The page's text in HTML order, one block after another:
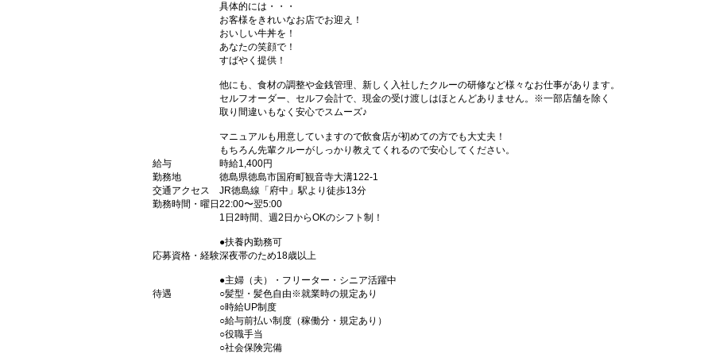
具体的には・・・
お客様をきれいなお店でお迎え！
おいしい牛丼を！
あなたの笑顔で！
すばやく提供！
他にも、食材の調整や金銭管理、新しく入社したクルーの研修など様々なお仕事があります。
セルフオーダー、セルフ会計で、現金の受け渡しはほとんどありません。※一部店舗を除く
取り間違いもなく安心でスムーズ♪
マニュアルも用意していますので飲食店が初めての方でも大丈夫！
もちろん先輩クルーがしっかり教えてくれるので安心してください。
給与
時給1,400円
勤務地
徳島県徳島市国府町観音寺大溝122-1
交通アクセス
JR徳島線「府中」駅より徒歩13分
勤務時間・曜日 22:00〜翌5:00
1日2時間、週2日からOKのシフト制！
●扶養内勤務可
応募資格・経験深夜帯のため18歳以上
●主婦（夫）・フリーター・シニア活躍中
待遇
○髪型・髪色自由※就業時の規定あり
○時給UP制度
○給与前払い制度（稼働分・規定あり）
○役職手当
○社会保険完備